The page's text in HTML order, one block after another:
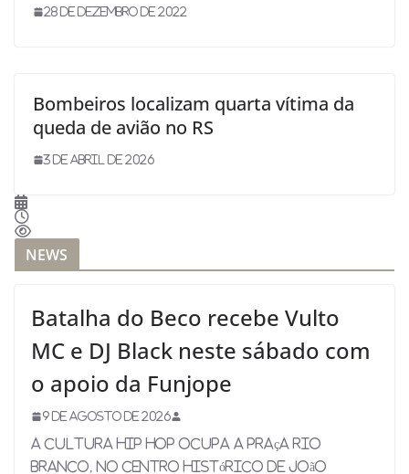
28 de dezembro de 2022
Bombeiros localizam quarta vítima da
queda de avião no RS
3 de abril de 2026
NEWS
Batalha do Beco recebe Vulto
MC e DJ Black neste sábado com
o apoio da Funjope
9 de agosto de 2026
A cultura hip hop ocupa a Praça Rio
Branco, no Centro Histórico de João